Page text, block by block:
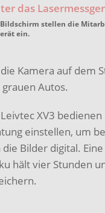
stellen die
ein.
Kamera auf dem
Autos.
XV3 bedienen
einstellen, um
Bilder digital. Eine
hält vier Stunden